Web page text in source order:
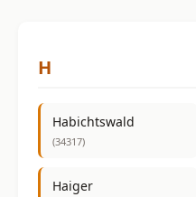
H
Habichtswald
(34317)
Haiger